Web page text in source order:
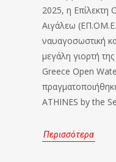
2025, η
Αιγάλεω
ναυαγοσωστική
μεγάλη γιορτή
Greece Open
ATHINES by the
Περισσότερα